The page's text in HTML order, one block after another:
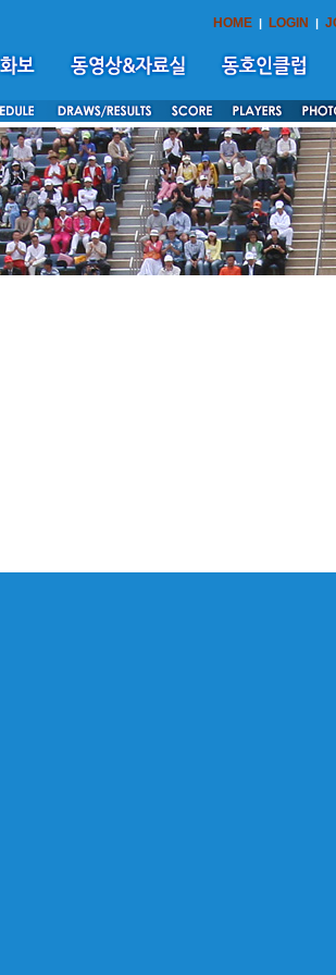
HOME | LOGIN |